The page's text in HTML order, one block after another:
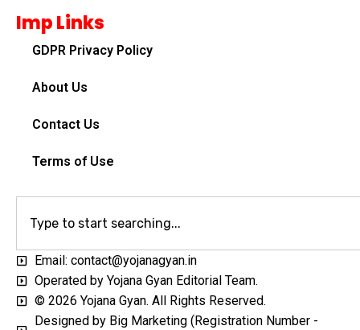
Imp Links
GDPR Privacy Policy
About Us
Contact Us
Terms of Use
Email: contact@yojanagyan.in
Operated by Yojana Gyan Editorial Team.
© 2026 Yojana Gyan. All Rights Reserved.
Designed by Big Marketing (Registration Number -